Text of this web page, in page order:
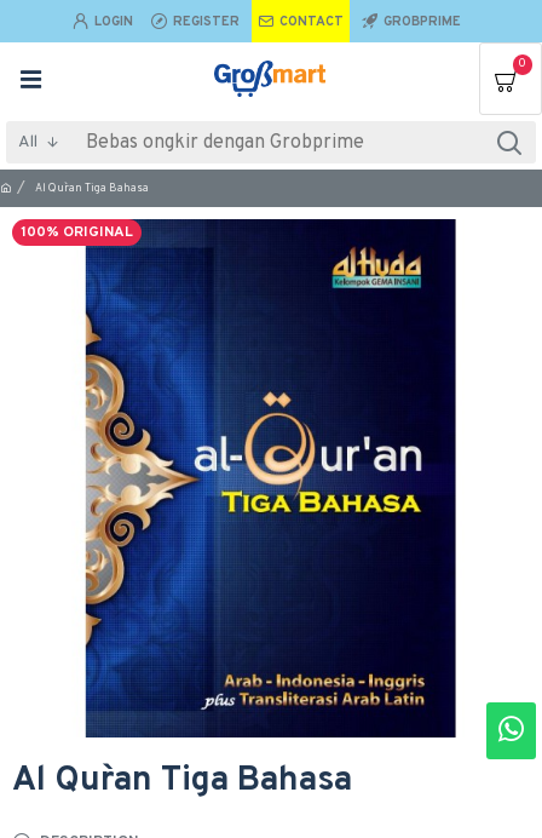
LOGIN REGISTER CONTACT GROBPRIME
0
All
Al Qur`an Tiga Bahasa
100% ORIGINAL
Al Qur`an Tiga Bahasa